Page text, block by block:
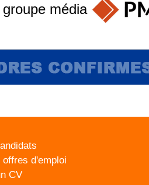
média
offres d'emploi
CV